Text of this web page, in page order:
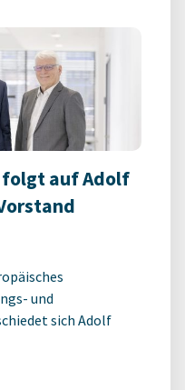
auf Adolf
und
sich Adolf